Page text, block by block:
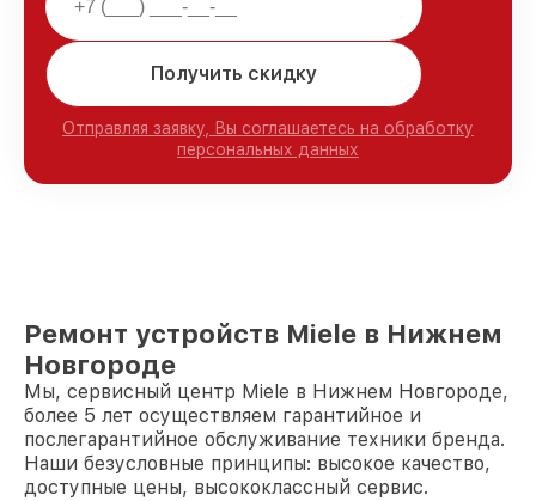
Получить скидку
Отправляя заявку, Вы соглашаетесь на обработку
персональных данных
Ремонт устройств Miele в Нижнем
Новгороде
Мы, сервисный центр Miele в Нижнем Новгороде,
более 5 лет осуществляем гарантийное и
послегарантийное обслуживание техники бренда.
Наши безусловные принципы: высокое качество,
доступные цены, высококлассный сервис.